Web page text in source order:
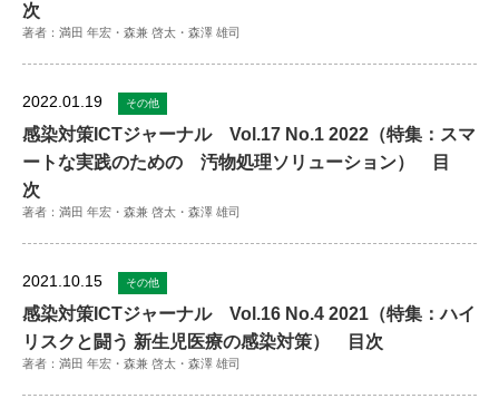
次
著者：満田 年宏・森兼 啓太・森澤 雄司
2022.01.19 その他
感染対策ICTジャーナル Vol.17 No.1 2022（特集：スマ
ートな実践のための 汚物処理ソリューション） 目
次
著者：満田 年宏・森兼 啓太・森澤 雄司
2021.10.15 その他
感染対策ICTジャーナル Vol.16 No.4 2021（特集：ハイ
リスクと闘う 新生児医療の感染対策） 目次
著者：満田 年宏・森兼 啓太・森澤 雄司